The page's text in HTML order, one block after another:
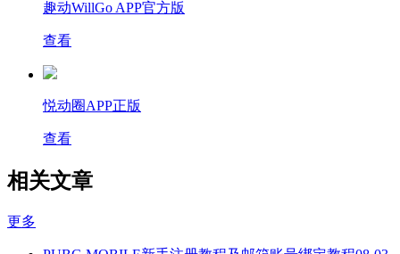
趣动WillGo APP官方版
查看
悦动圈APP正版
查看
相关文章
更多